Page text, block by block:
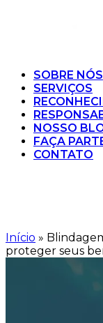
SOBRE NÓS
SERVIÇOS
NOSSO
FAÇA
CONTATO
Início »
proteger seus